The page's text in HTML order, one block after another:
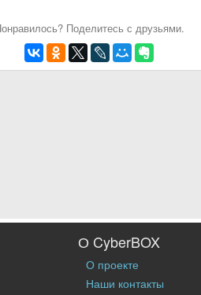
Поделитесь с друзьями.
О CyberBOX
О проекте
Наши контакты